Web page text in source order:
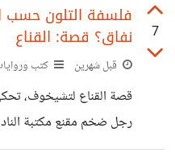
العمل فيها وماذا تعمل
الأحلام تحتاج مال
نحب، لكن من واقع
طريقها صعب
7
فلسفة التلون حسب
نفاق؟ قصة: القناع
قبل شهرين كتب
قصة القناع لتشيخوف،
رجل ضخم مقنع مكتبة
إهانات لاذعة للحاضرين